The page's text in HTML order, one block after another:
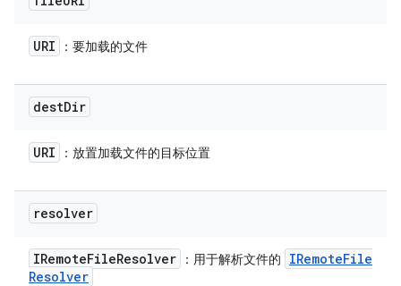
URI ：要加载的文件
destDir
URI ：放置加载文件的目标位置
resolver
IRemoteFileResolver ：用于解析文件的 IRemoteFile
Resolver